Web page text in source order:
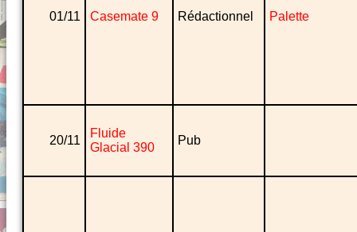
01/11 Casemate 9 Rédactionnel Palette
20/11
Fluide
Glacial 390
Pub